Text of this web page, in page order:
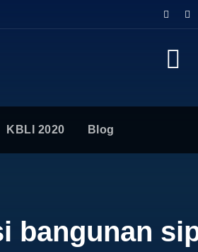
KBLI 2020 Blog
bangunan